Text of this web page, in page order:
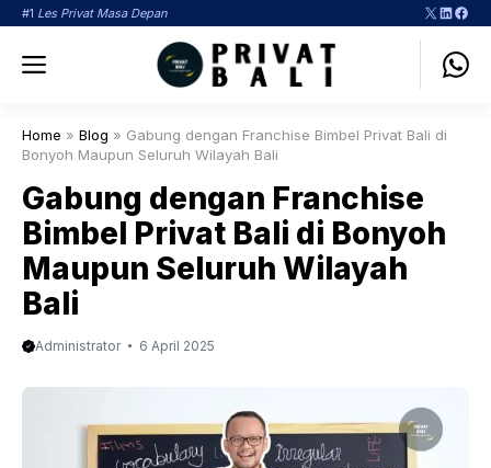
Langsung
#1 Les Privat Masa Depan X
Menu
Home » Blog » Gabung dengan Franchise Bimbel Privat Bali di
Bonyoh Maupun Seluruh Wilayah Bali
Gabung dengan Franchise
Bimbel Privat Bali di Bonyoh
Maupun Seluruh Wilayah
Bali
Administrator 6 April 2025